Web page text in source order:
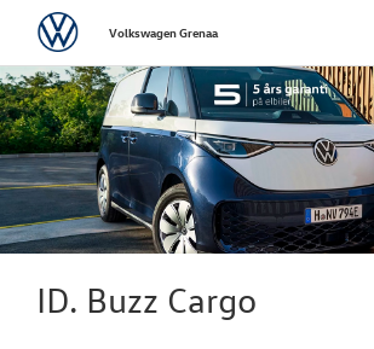
VolkswagenVolkswagen Grenaa
ID. Buzz Cargo